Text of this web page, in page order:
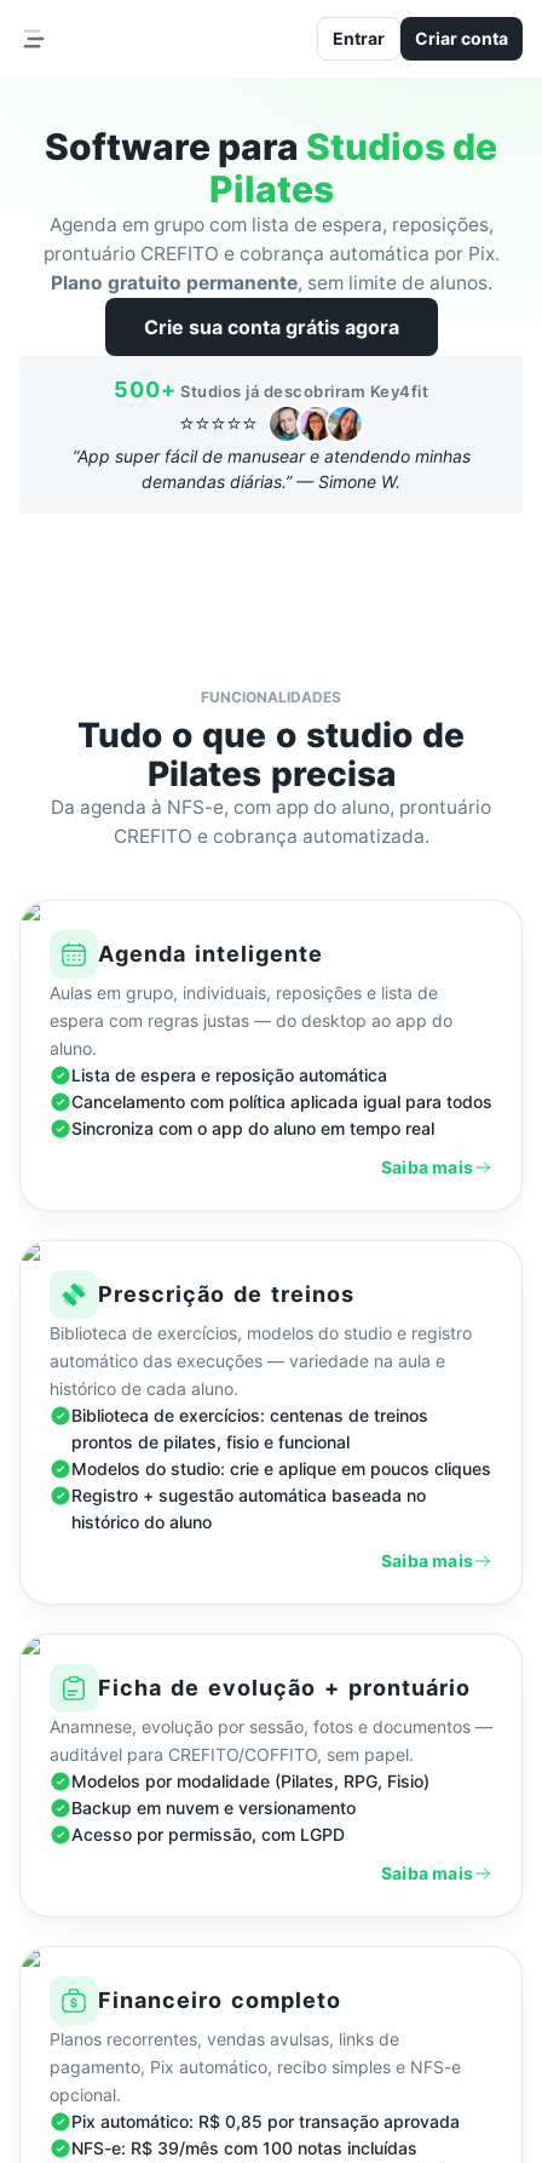
Entrar Criar conta
Software para Studios de
Pilates
Agenda em grupo com lista de espera, reposições,
prontuário CREFITO e cobrança automática por Pix.
Plano gratuito permanente, sem limite de alunos.
Crie sua conta grátis agora
500+ Studios já descobriram Key4fit
⭐⭐⭐⭐⭐
“App super fácil de manusear e atendendo minhas
demandas diárias.” — Simone W.
FUNCIONALIDADES
Tudo o que o studio de
Pilates precisa
Da agenda à NFS-e, com app do aluno, prontuário
CREFITO e cobrança automatizada.
Agenda inteligente
Aulas em grupo, individuais, reposições e lista de
espera com regras justas — do desktop ao app do
aluno.
Lista de espera e reposição automática
Cancelamento com política aplicada igual para todos
Sincroniza com o app do aluno em tempo real
Saiba mais
Prescrição de treinos
Biblioteca de exercícios, modelos do studio e registro
automático das execuções — variedade na aula e
histórico de cada aluno.
Biblioteca de exercícios: centenas de treinos
prontos de pilates, fisio e funcional
Modelos do studio: crie e aplique em poucos cliques
Registro + sugestão automática baseada no
histórico do aluno
Saiba mais
Ficha de evolução + prontuário
Anamnese, evolução por sessão, fotos e documentos —
auditável para CREFITO/COFFITO, sem papel.
Modelos por modalidade (Pilates, RPG, Fisio)
Backup em nuvem e versionamento
Acesso por permissão, com LGPD
Saiba mais
Financeiro completo
Planos recorrentes, vendas avulsas, links de
pagamento, Pix automático, recibo simples e NFS-e
opcional.
Pix automático: R$ 0,85 por transação aprovada
NFS-e: R$ 39/mês com 100 notas incluídas